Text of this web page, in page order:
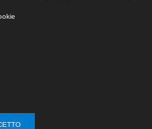
divulgatrice scientifica,
e Comunicazione.
comunicazione istituzionale, in